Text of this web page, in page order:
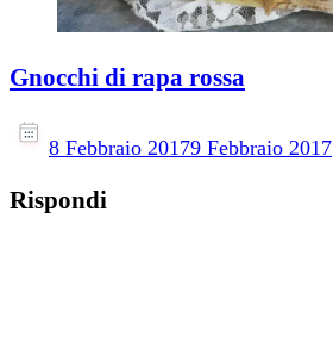
Gnocchi di rapa rossa
8 Febbraio 20179 Febbraio 2017
Rispondi